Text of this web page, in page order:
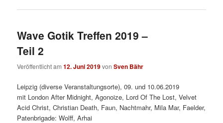
Wave Gotik Treffen 2019 –
Teil 2
Veröffentlicht am12. Juni 2019vonSven Bähr
Leipzig (diverse Veranstaltungsorte), 09. und 10.06.2019
mit London After Midnight, Agonoize, Lord Of The Lost, Velvet
Acid Christ, Christian Death, Faun, Nachtmahr, Mila Mar, Faelder,
Patenbrigade: Wolff, Arhai